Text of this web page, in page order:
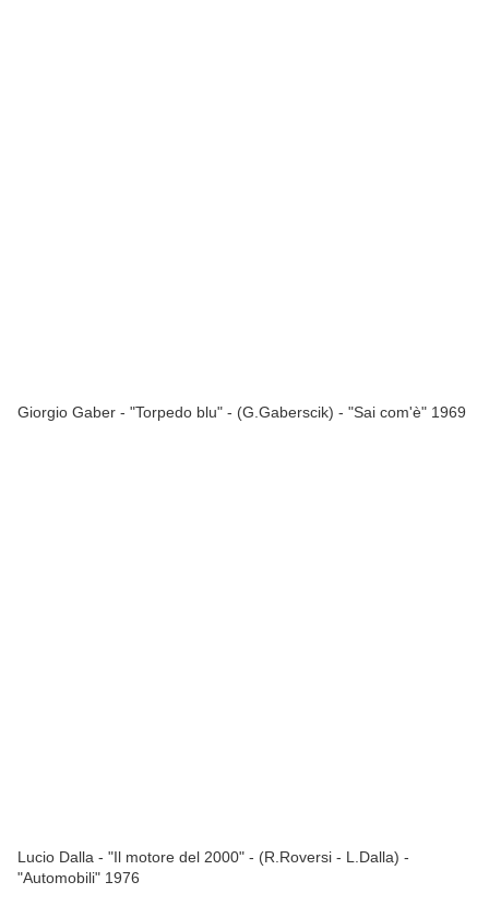
Giorgio Gaber - "Torpedo blu" - (G.Gaberscik) - "Sai com'è" 1969
Lucio Dalla - "Il motore del 2000" - (R.Roversi - L.Dalla) -
"Automobili" 1976